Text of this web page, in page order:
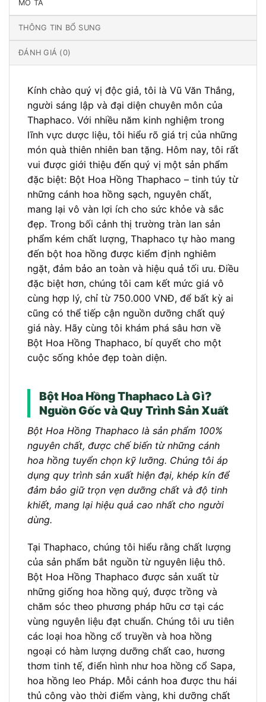
MÔ TẢ
THÔNG TIN BỔ SUNG
ĐÁNH GIÁ (0)
Kính chào quý vị độc giả, tôi là Vũ Văn Thắng,
người sáng lập và đại diện chuyên môn của
Thaphaco. Với nhiều năm kinh nghiệm trong
lĩnh vực dược liệu, tôi hiểu rõ giá trị của những
món quà thiên nhiên ban tặng. Hôm nay, tôi rất
vui được giới thiệu đến quý vị một sản phẩm
đặc biệt: Bột Hoa Hồng Thaphaco – tinh túy từ
những cánh hoa hồng sạch, nguyên chất,
mang lại vô vàn lợi ích cho sức khỏe và sắc
đẹp. Trong bối cảnh thị trường tràn lan sản
phẩm kém chất lượng, Thaphaco tự hào mang
đến bột hoa hồng được kiểm định nghiêm
ngặt, đảm bảo an toàn và hiệu quả tối ưu. Điều
đặc biệt hơn, chúng tôi cam kết mức giá vô
cùng hợp lý, chỉ từ 750.000 VNĐ, để bất kỳ ai
cũng có thể tiếp cận nguồn dưỡng chất quý
giá này. Hãy cùng tôi khám phá sâu hơn về
Bột Hoa Hồng Thaphaco, bí quyết cho một
cuộc sống khỏe đẹp toàn diện.
Bột Hoa Hồng Thaphaco Là Gì?
Nguồn Gốc và Quy Trình Sản Xuất
Bột Hoa Hồng Thaphaco là sản phẩm 100%
nguyên chất, được chế biến từ những cánh
hoa hồng tuyển chọn kỹ lưỡng. Chúng tôi áp
dụng quy trình sản xuất hiện đại, khép kín để
đảm bảo giữ trọn vẹn dưỡng chất và độ tinh
khiết, mang lại hiệu quả cao nhất cho người
dùng.
Tại Thaphaco, chúng tôi hiểu rằng chất lượng
của sản phẩm bắt nguồn từ nguyên liệu thô.
Bột Hoa Hồng Thaphaco được sản xuất từ
những giống hoa hồng quý, được trồng và
chăm sóc theo phương pháp hữu cơ tại các
vùng nguyên liệu đạt chuẩn. Chúng tôi ưu tiên
các loại hoa hồng cổ truyền và hoa hồng
ngoại có hàm lượng dưỡng chất cao, hương
thơm tinh tế, điển hình như hoa hồng cổ Sapa,
hoa hồng leo Pháp. Mỗi cánh hoa được thu hái
thủ công vào thời điểm vàng, khi dưỡng chất